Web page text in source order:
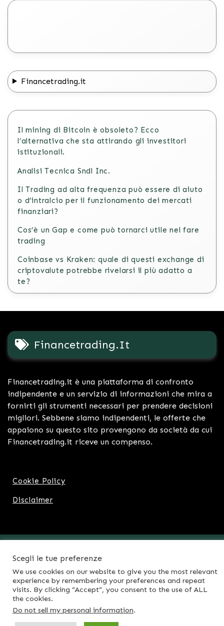
Financetrading.it
Il mining di Bitcoin è obsoleto? Ecco
l’alternativa che sta attirando gli investitori
istituzionali.
Analisi Tecnica Sndl Inc.
Il Trading ad alta frequenza può essere di aiuto
o d’intralcio per il funzionamento dei mercati
finanziari?
Cos’è un Gap e come può tornarci utile nel fare
trading
Coinbase vs Kraken: quale di questi exchange di
criptovalute potrebbe rivelarsi il più adatto a
te?
Financetrading.it
Financetrading.it è una piattaforma di confronto
indipendente e un servizio di informazioni che mira a
fornirti gli strumenti necessari per prendere decisioni
migliori. Sebbene siamo indipendenti, le offerte che
appaiono su questo sito provengono da società da cui
Financetrading.it riceve un compenso.
Cookie Policy
Disclaimer
© 2024 FinanceTrading.it |IT05285991211
Scegli le tue preferenze
We use cookies on our website to give you the most relevant
experience by remembering your preferences and repeat
visits. By clicking “Accept”, you consent to the use of ALL
the cookies.
Do not sell my personal information.